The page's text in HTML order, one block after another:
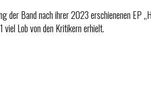
der Band nach ihrer 2023 erschienenen EP
viel Lob von den Kritikern erhielt.